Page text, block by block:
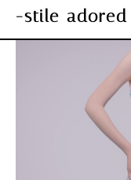
-stile adored